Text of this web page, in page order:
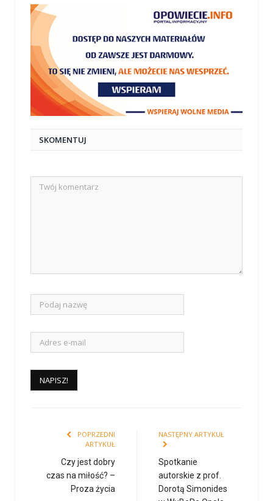
SKOMENTUJ
POPRZEDNI
ARTYKUŁ
Czy jest dobry
czas na miłość? –
Proza życia
NASTĘPNY ARTYKUŁ
Spotkanie
autorskie z prof.
Dorotą Simonides